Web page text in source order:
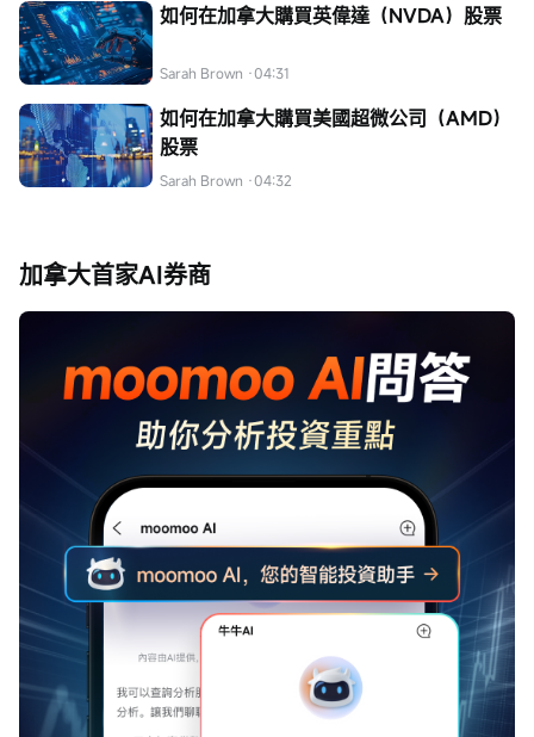
如何在加拿大購買英偉達（NVDA）股票
Sarah Brown ·04:31
如何在加拿大購買美國超微公司（AMD）
股票
Sarah Brown ·04:32
加拿大首家AI券商